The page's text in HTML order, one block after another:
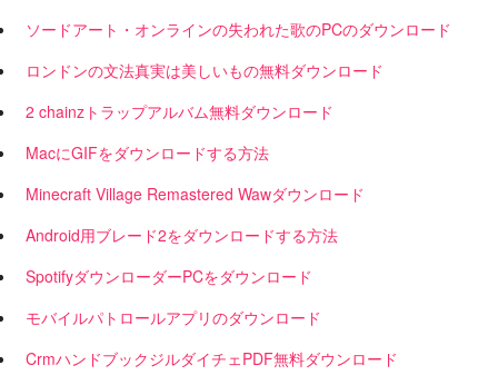
ソードアート・オンラインの失われた歌のPCのダウンロード
ロンドンの文法真実は美しいもの無料ダウンロード
2 chainzトラップアルバム無料ダウンロード
MacにGIFをダウンロードする方法
Minecraft Village Remastered Wawダウンロード
Android用ブレード2をダウンロードする方法
SpotifyダウンローダーPCをダウンロード
モバイルパトロールアプリのダウンロード
CrmハンドブックジルダイチェPDF無料ダウンロード